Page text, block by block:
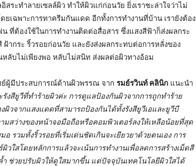
ระทำลายเซลล์ผิว ทำให้ผิวแก่ก่อนวัย ยิ่งเราชะล่าใจว่าไม่
ยเฉพาะการทาครีมกันแดด อีกทั้งการทำงานที่บ้าน เรายังต้อง
ที่ต้องใช้ในการทำงานติดต่อสื่อสาร ซึ่งแสงสีฟ้าก็ส่งผลกระ
ากระ ริ้วรอยก่อนวัย และยังส่งผลกระทบต่อการหลั่งของ
ลับไม่เพียงพอ หลับไม่สนิท ส่งผลต่อผิวทางอ้อม
ผู้มีประสบการณ์ด้านผิวพรรณ จาก รมย์รวินท์ คลินิก แนะนำ
งสียูวีที่ทำร้ายผิวค่ะ การดูแลป้องกันผิวจากการถูกทำร้าย
วจากแสงแดดที่สามารถป้องกันได้ทั้งรังสียูวีเอและยูวีบี
สว่างของหน้าจอมือถือหรือคอมพิวเตอร์ลงให้เหลือน้อยที่สุด
รวมทั้งริ้วรอยที่เริ่มเด่นชัดเกินจะเยียวยาด้วยตนเอง การ
วใสโดยหลักการแล้วจะเน้นการทำงานเพื่อลดการสร้างเม็ดสี
ช่วยปรับผิวให้ดูใสมากขึ้น แต่ปัจจุบันเทคโนโลยีผิวใสได้